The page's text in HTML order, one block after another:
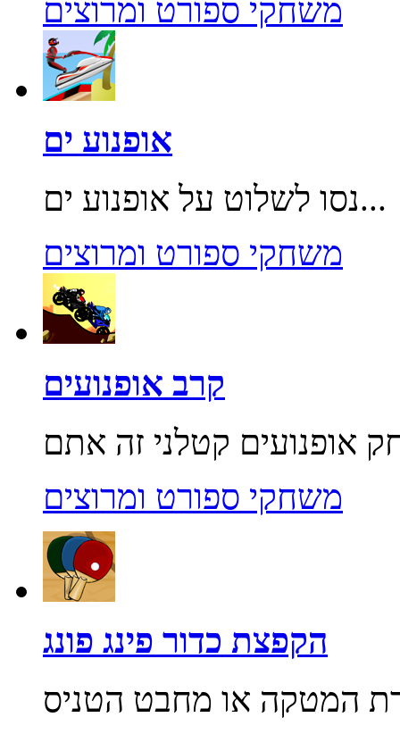
משחקי ספורט ומרוצים
אופנוע ים
נסו לשלוט על אופנוע ים...
משחקי ספורט ומרוצים
קרב אופנועים
משחקי ספורט ומרוצים
הקפצת כדור פינג פונג